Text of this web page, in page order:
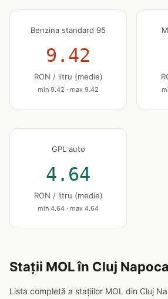
Benzina standard 95
9.42
RON / litru (medie)
min 9.42 · max 9.42
GPL auto
4.64
RON / litru (medie)
min 4.64 · max 4.64
Stații MOL în Cluj Napoca
Lista completă a stațiilor MOL din Cluj